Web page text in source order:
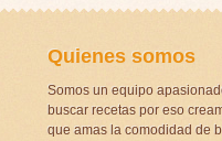
Quienes somos
Somos un equipo
buscar recetas por eso
que amas la comodidad de